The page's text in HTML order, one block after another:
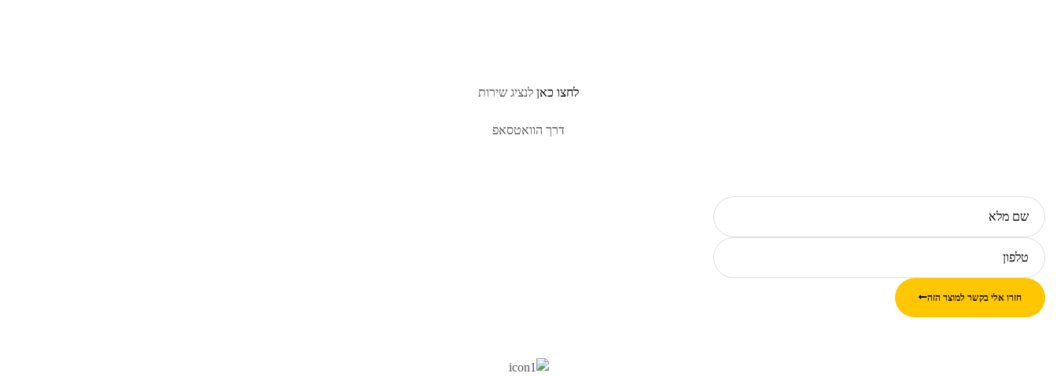
לחצו כאן לנציג שירות
דרך הוואטסאפ
חזרו אלי בקשר למוצר הזה